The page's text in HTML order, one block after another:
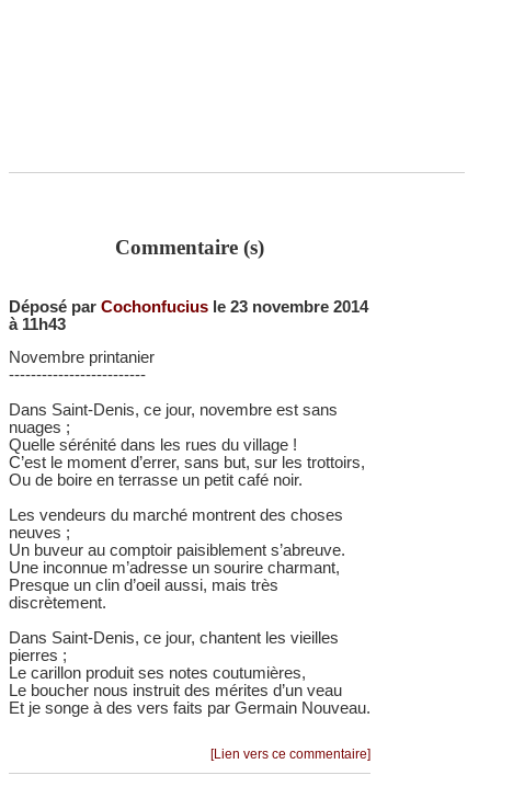
Commentaire (s)
Déposé par Cochonfucius le 23 novembre 2014
à 11h43
Novembre printanier
-------------------------
Dans Saint-Denis, ce jour, novembre est sans
nuages ;
Quelle sérénité dans les rues du village !
C’est le moment d’errer, sans but, sur les trottoirs,
Ou de boire en terrasse un petit café noir.
Les vendeurs du marché montrent des choses
neuves ;
Un buveur au comptoir paisiblement s’abreuve.
Une inconnue m’adresse un sourire charmant,
Presque un clin d’oeil aussi, mais très
discrètement.
Dans Saint-Denis, ce jour, chantent les vieilles
pierres ;
Le carillon produit ses notes coutumières,
Le boucher nous instruit des mérites d’un veau
Et je songe à des vers faits par Germain Nouveau.
[Lien vers ce commentaire]